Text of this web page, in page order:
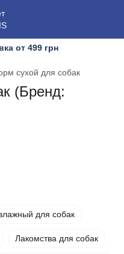
от 499 грн
сухой для собак
(Бренд:
для собак
Лакомства для собак